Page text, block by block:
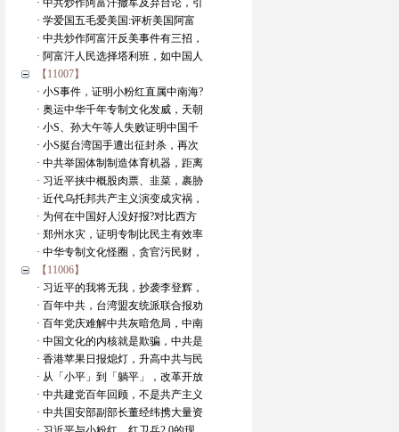
· 中共炒作阿富汗撤军及弃台论，引
· 学爱国五毛爱美国:评析美国阿富
· 中共炒作阿富汗反美事件有三招，
· 阿富汗人民选择塔利班，如中国人
【11007】
· 小S事件，证明小粉红直属中南海?
· 奥运中华千年专制文化发威，天朝
· 小S、孙大午等人失败证明中国千
· 小S挺台湾国手遭出征封杀，再次
· 中共举国体制制造体育机器，距离
· 习近平挟中概股肉票、韭菜，裹胁
· 近代乌托邦共产主义演变成灾祸，
· 为何在中国好人没好报?对比西方
· 郑州水灾，证明专制比民主有效率
· 中华专制文化怪圈，贪官污民财，
【11006】
· 习近平的我将无我，抄袭李登辉，
· 百年中共，台湾盟友统派联合报劝
· 百年党庆难解中共灰暗危局，中南
· 中国文化的内核就是欺骗，中共是
· 香港苹果日报熄灯，升高中共与民
· 从「小平」到「躺平」，改革开放
· 中共建党百年回顾，不是共产主义
· 中共国安部副部长董经纬携大量资